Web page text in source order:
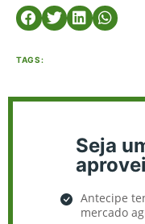
TAGS:
Seja
Antecipe
mercado